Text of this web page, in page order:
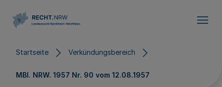
Startseite Verkündungsbereich
MBl. NRW. 1957 Nr. 90 vom 12.08.1957